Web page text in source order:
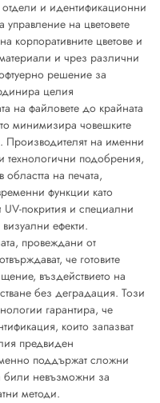
и идентификационни
на цветовете
корпоративните цветове и
и чрез различни
решение за
целия
на файловете до крайната
минимизира човешките
Производителят на именни
технологични подобрения,
на печата,
функции като
покрития и специални
ефекти.
провеждани от
че готовите
въздействието на
без деградация. Този
гарантира, че
които запазват
предвиден
поддържат сложни
били невъзможни за
методи.